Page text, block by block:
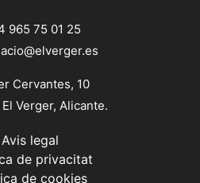
965 75 01 25
Cervantes, 10
Verger, Alicante.
Avis legal
de privacitat
de cookies